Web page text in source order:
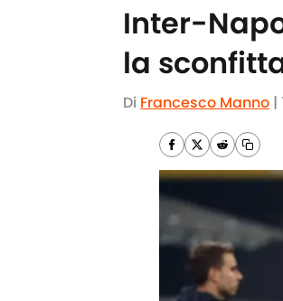
Inter-
la
Di Francesco Manno |